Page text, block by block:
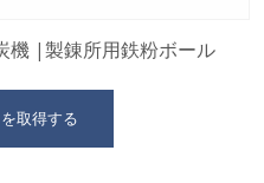
機 |製錬所用鉄粉ボール
取得する